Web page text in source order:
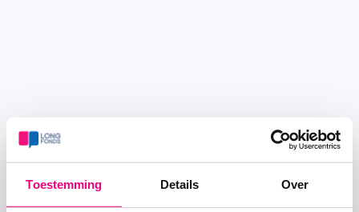
Toestemming Details Over